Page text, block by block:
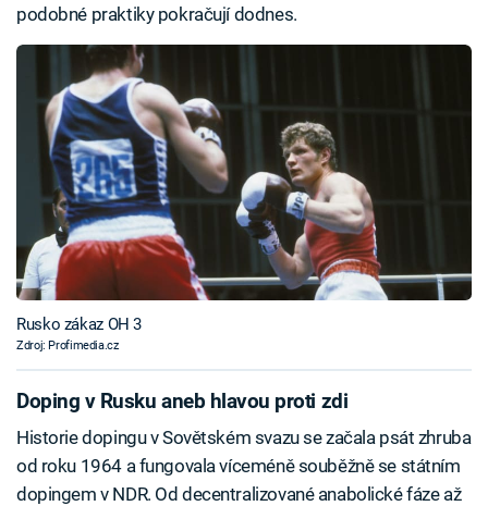
podobné praktiky pokračují dodnes.
Rusko zákaz OH 3
Zdroj: Profimedia.cz
Doping v Rusku aneb hlavou proti zdi
Historie dopingu v Sovětském svazu se začala psát zhruba
od roku 1964 a fungovala víceméně souběžně se státním
dopingem v NDR. Od decentralizované anabolické fáze až